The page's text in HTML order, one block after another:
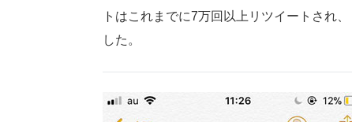
トはこれまでに7万回以上リツイートされ
した。